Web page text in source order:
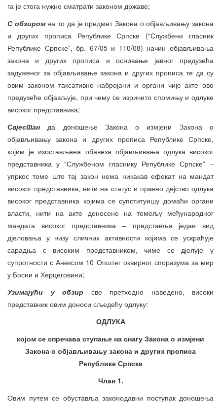
га је стога нужно сматрати законом државе;
С обзиром на то да је предмет Закона о објављивању закона
и других прописа Републике Српске (“Службени гласник
Републике Српске”, бр. 67/05 и 110/08) начин објављивања
закона и других прописа и оснивање јавног предузећа
задуженог за објављивање закона и других прописа те да су
овим законом таксативно набројани и органи чије акте ово
предузеће објављује, при чему се изричито спомињу и одлуке
високог представника;
Свјестан да доношење Закона о измјени Закона о
објављивању закона и других прописа Републике Српске,
којим је изостављена обавеза објављивања одлука високог
представника у “Службеном гласнику Републике Српске” –
упркос томе што тај закон нема никакав ефекат на мандат
високог представника, нити на статус и правно дејство одлука
високог представника којима се супституишу домаћи органи
власти, нити на акте донесене на темељу међународног
мандата високог представника – представља један вид
дјеловања у низу сличних активности којима се ускраћује
сарадња с високим представником, чиме се дјелује у
супротности с Анексом 10 Општег оквирног споразума за мир
у Босни и Херцеговини;
Узимајући у обзир све претходно наведено, високи
представник овим доноси сљедећу одлуку:
ОДЛУКА
којом се спречава ступање на снагу Закона о измјени
Закона о објављивању закона и других прописа
Републике Српске
Члан 1.
Овим путем се обуставља законодавни поступак доношења